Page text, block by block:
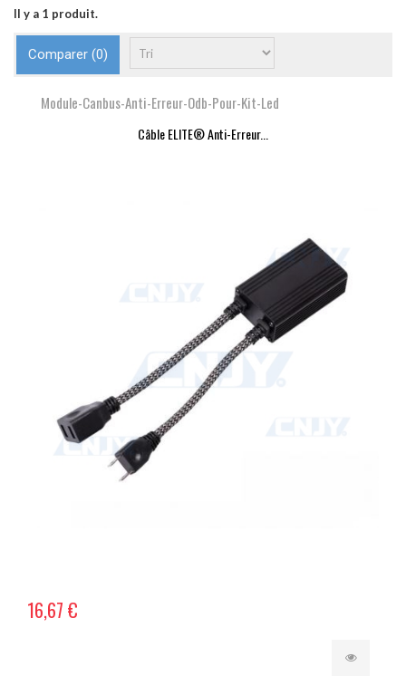
Il y a 1 produit.
Comparer (0)
Module-Canbus-Anti-Erreur-Odb-Pour-Kit-Led
Câble ELITE® Anti-Erreur...
16,67 €